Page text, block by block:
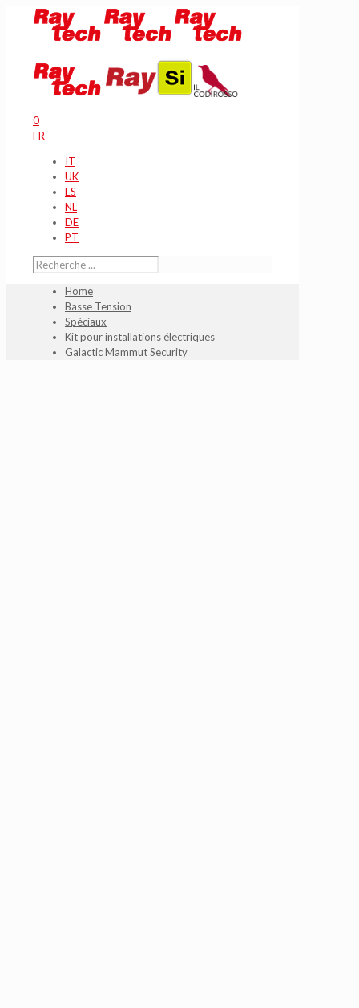
0
FR
IT
UK
ES
NL
DE
PT
Home
Basse Tension
Spéciaux
Kit pour installations électriques
Galactic Mammut Security